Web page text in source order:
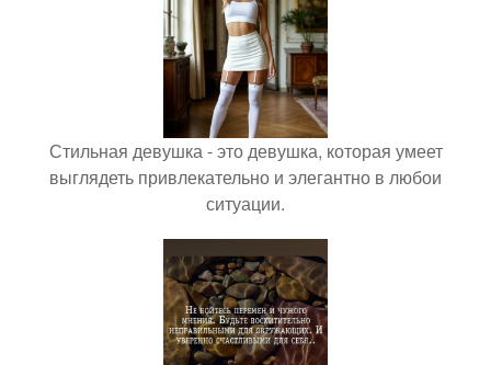
Стильная девушка - это девушка, которая умеет
выглядеть привлекательно и элегантно в любои
ситуации.